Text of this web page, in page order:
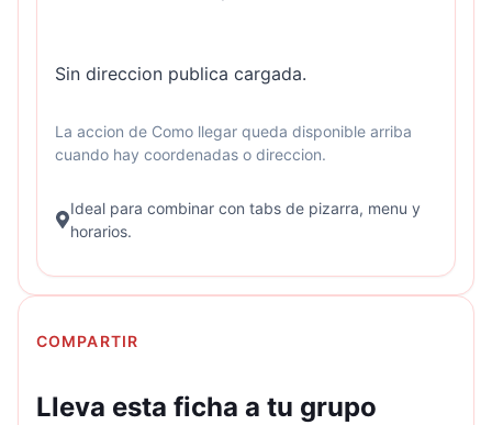
Sin direccion publica cargada.
La accion de Como llegar queda disponible arriba
cuando hay coordenadas o direccion.
Ideal para combinar con tabs de pizarra, menu y
horarios.
COMPARTIR
Lleva esta ficha a tu grupo